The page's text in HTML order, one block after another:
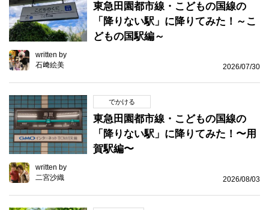
東急田園都市線・こどもの国線の
「降りない駅」に降りてみた！～こ
どもの国駅編～
written by
石﨑絵美
2026/07/30
でかける
東急田園都市線・こどもの国線の
「降りない駅」に降りてみた！〜用
賀駅編〜
written by
二宮沙織
2026/08/03